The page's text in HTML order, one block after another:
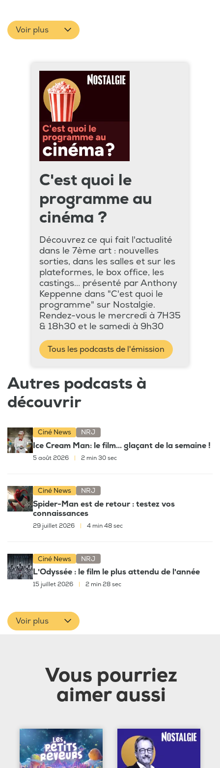
Voir plus
C'est quoi le
programme au
cinéma ?
Découvrez ce qui fait l'actualité
dans le 7ème art : nouvelles
sorties, dans les salles et sur les
plateformes, le box office, les
castings... présenté par Anthony
Keppenne dans "C'est quoi le
programme" sur Nostalgie.
Rendez-vous le mercredi à 7H35
& 18h30 et le samedi à 9h30
Tous les podcasts de l'émission
Autres podcasts à
découvrir
Ciné News NRJ
Ice Cream Man: le film... glaçant de la semaine !
5 août 2026 2 min 30 sec
Ciné News NRJ
Spider-Man est de retour : testez vos
connaissances
29 juillet 2026 4 min 48 sec
Ciné News NRJ
L'Odyssée : le film le plus attendu de l'année
15 juillet 2026 | 2 min 28 sec
Voir plus
Vous pourriez
aimer aussi